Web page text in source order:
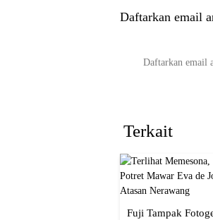
Daftarkan email
Terkait
Fuji Tampak